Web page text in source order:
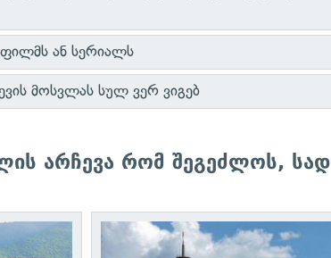
ფილმს ან სერიალს
მოსვლას სულ ვერ ვიგებ
არჩევა რომ შეგეძლოს, სად